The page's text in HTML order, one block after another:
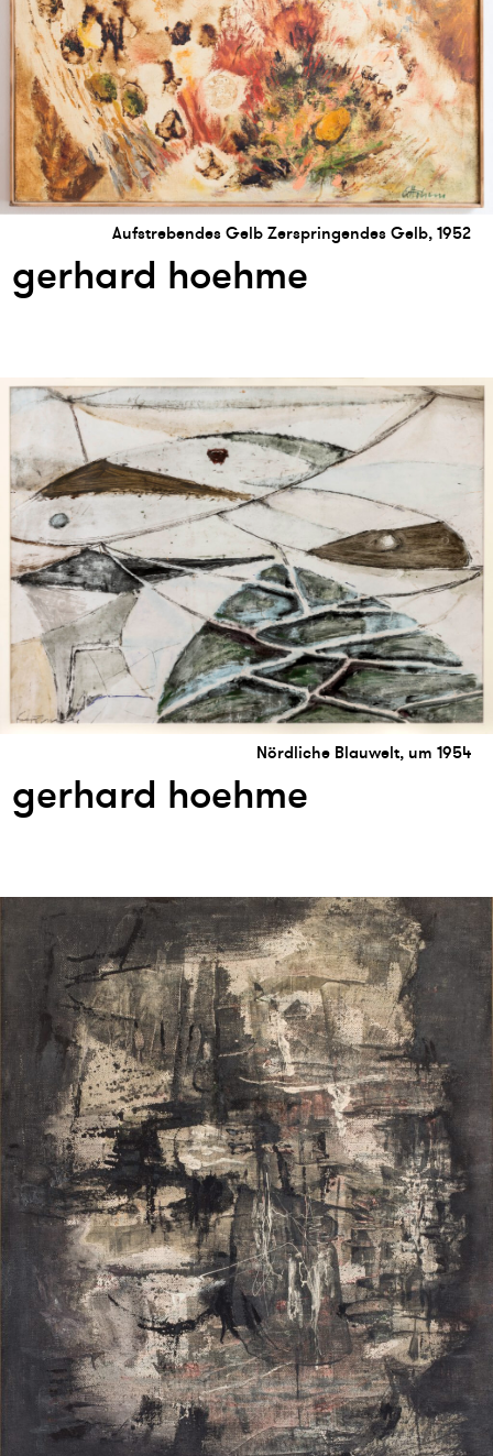
Aufstrebendes Gelb Zerspringendes Gelb, 1952
gerhard hoehme
Nördliche Blauwelt, um 1954
gerhard hoehme